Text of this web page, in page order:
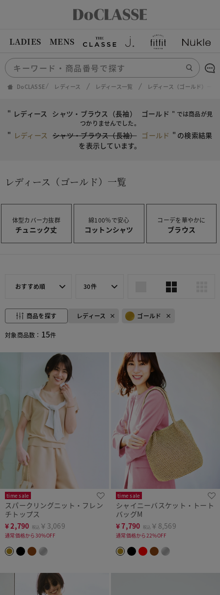
LADIES MENS
DoCLASSE レディース レディース一覧 レディース（ゴールド）一覧
" レディース シャツ・ブラウス（長袖） ゴールド " では商品が見
つかりませんでした。
" レディース シャツ・ブラウス（長袖） ゴールド " の検索結果
を表示しています。
レディース（ゴールド）一覧
体型カバー力抜群
チュニック丈
綿100％で安心
コットンシャツ
コーデを華やかに
ブラウス
おすすめ順 30件
商品を探す レディース ゴールド
対象商品数： 15件
time sale
スパークリングニット・フレン
チトップス
¥2,790 税込 ￥3,069
通常価格から30%OFF
time sale
シャイニーバスケット・トート
バッグM
¥7,790 税込 ￥8,569
通常価格から22%OFF